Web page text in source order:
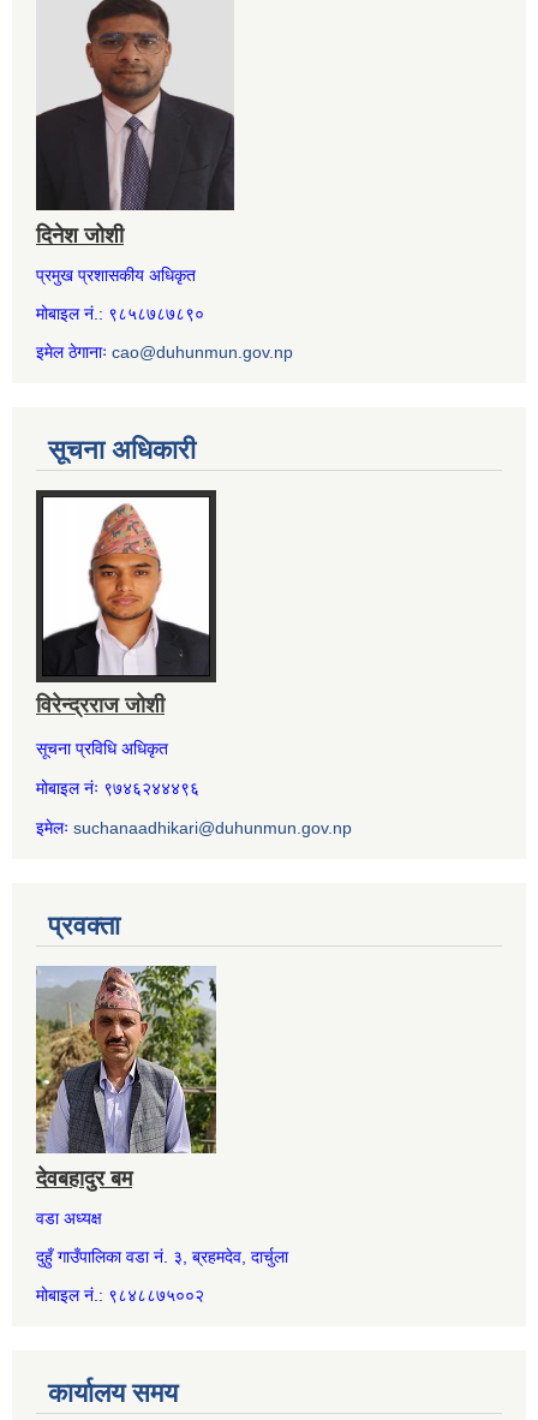
दिनेश जोशी
प्रमुख प्रशासकीय अधिकृत
मोबाइल नं.: ९८५८७८७८९०
इमेल ठेगानाः cao@duhunmun.gov.np
सूचना अधिकारी
विरेन्द्रराज जोशी
सूचना प्रविधि अधिकृत
मोबाइल नंः ९७४६२४४४९६
इमेलः suchanaadhikari@duhunmun.gov.np
प्रवक्ता
देवबहादुर बम
वडा अध्यक्ष
दुहुँ गाउँपालिका वडा नं. ३, ब्रहमदेव, दार्चुला
मोबाइल नं.: ९८४८८७५००२
कार्यालय समय